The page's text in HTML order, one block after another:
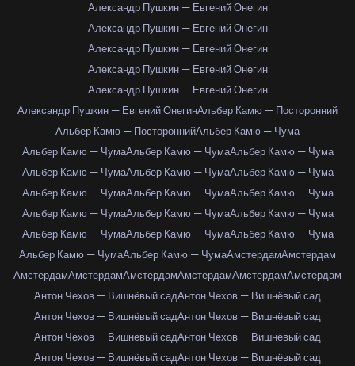
Александр Пушкин — Евгений Онегин
Александр Пушкин — Евгений Онегин
Александр Пушкин — Евгений Онегин
Александр Пушкин — Евгений Онегин
Александр Пушкин — Евгений Онегин
Александр Пушкин — Евгений ОнегинАльбер Камю — Посторонний
Альбер Камю — ПостороннийАльбер Камю — Чума
Альбер Камю — ЧумаАльбер Камю — ЧумаАльбер Камю — Чума
Альбер Камю — ЧумаАльбер Камю — ЧумаАльбер Камю — Чума
Альбер Камю — ЧумаАльбер Камю — ЧумаАльбер Камю — Чума
Альбер Камю — ЧумаАльбер Камю — ЧумаАльбер Камю — Чума
Альбер Камю — ЧумаАльбер Камю — ЧумаАльбер Камю — Чума
Альбер Камю — ЧумаАльбер Камю — ЧумаАмстердамАмстердам
АмстердамАмстердамАмстердамАмстердамАмстердамАмстердам
Антон Чехов — Вишнёвый садАнтон Чехов — Вишнёвый сад
Антон Чехов — Вишнёвый садАнтон Чехов — Вишнёвый сад
Антон Чехов — Вишнёвый садАнтон Чехов — Вишнёвый сад
Антон Чехов — Вишнёвый садАнтон Чехов — Вишнёвый сад